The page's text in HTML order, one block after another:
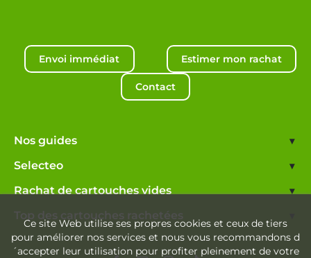
Envoi immédiat Estimer mon rachat
Contact
Nos guides ▾
Selecteo ▾
Rachat de cartouches vides ▾
Top des cartouches rachetées
Ce site Web utilise ses propres cookies et ceux de tiers
pour améliorer nos services et nous vous recommandons d
´accepter leur utilisation pour profiter pleinement de votre